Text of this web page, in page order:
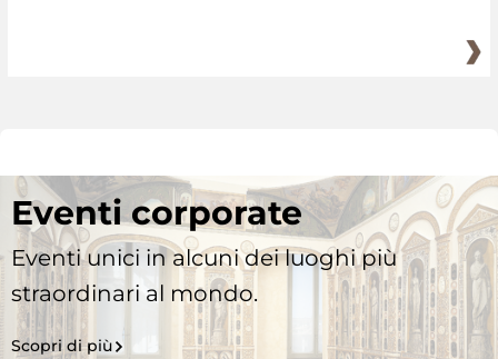
Eventi corporate
Eventi unici in alcuni dei luoghi più
straordinari al mondo.
Scopri di più